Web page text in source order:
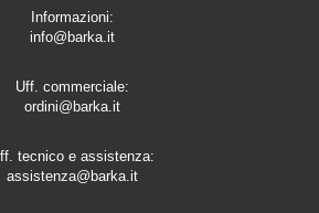
Informazioni:
info@barka.it
Uff. commerciale:
ordini@barka.it
tecnico e assistenza:
assistenza@barka.it